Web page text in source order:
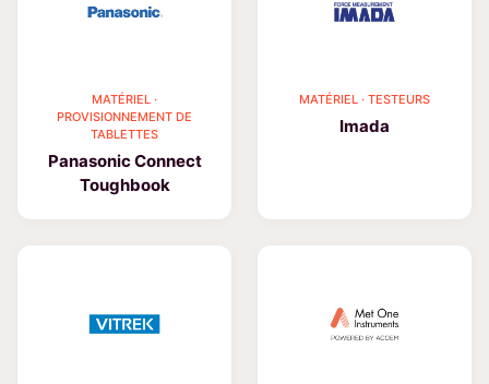
MATÉRIEL ·
PROVISIONNEMENT DE
TABLETTES
Panasonic Connect
Toughbook
MATÉRIEL · TESTEURS
Imada